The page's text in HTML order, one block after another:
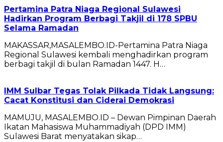
Pertamina Patra Niaga Regional Sulawesi
Hadirkan Program Berbagi Takjil di 178 SPBU
Selama Ramadan
MAKASSAR,MASALEMBO.ID-Pertamina Patra Niaga
Regional Sulawesi kembali menghadirkan program
berbagi takjil di bulan Ramadan 1447. H…
‎IMM Sulbar Tegas Tolak Pilkada Tidak Langsung:
Cacat Konstitusi dan Ciderai Demokrasi
‎‎​MAMUJU, MASALEMBO.ID – Dewan Pimpinan Daerah
Ikatan Mahasiswa Muhammadiyah (DPD IMM)
Sulawesi Barat menyatakan sikap…